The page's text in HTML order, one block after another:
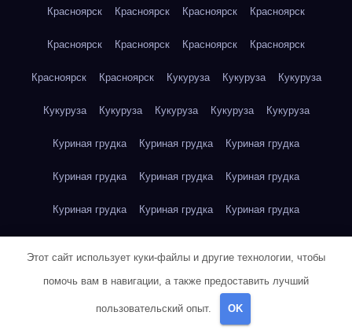
Красноярск Красноярск Красноярск Красноярск
Красноярск Красноярск Красноярск Красноярск
Красноярск Красноярск Кукуруза Кукуруза Кукуруза
Кукуруза Кукуруза Кукуруза Кукуруза Кукуруза
Куриная грудка Куриная грудка Куриная грудка
Куриная грудка Куриная грудка Куриная грудка
Куриная грудка Куриная грудка Куриная грудка
Куриное яйцо
Куриное яйцо Куриное яйцо
Этот сайт использует куки-файлы и другие технологии, чтобы
помочь вам в навигации, а также предоставить лучший
пользовательский опыт. OK